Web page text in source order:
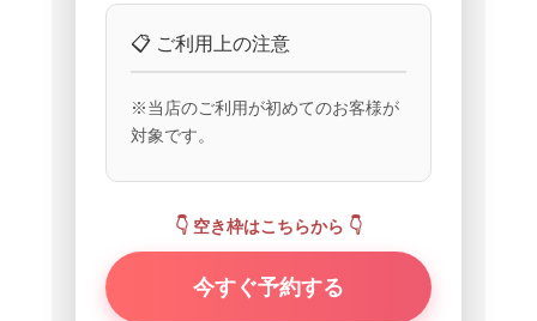
📋 ご利用上の注意
※当店のご利用が初めてのお客様が
対象です。
👇 空き枠はこちらから 👇
今すぐ予約する